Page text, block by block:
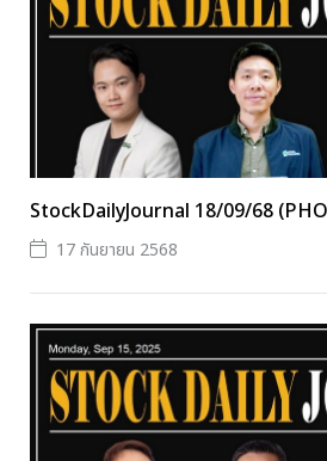
StockDailyJournal 18/09/68
17 กันยายน 2568